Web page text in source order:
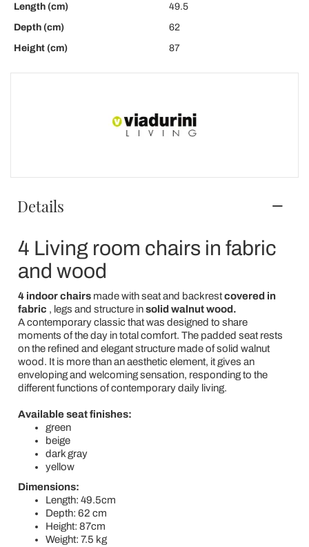
Length (cm)
49.5
Depth (cm)
62
Height (cm)
87
Details
4 Living room chairs in fabric
and wood
4 indoor chairsmade with seat and backrestcovered in
fabric , legs and structure insolid walnut wood.
A contemporary classic that was designed to share
moments of the day in total comfort. The padded seat rests
on the refined and elegant structure made of solid walnut
wood. It is more than an aesthetic element, it gives an
enveloping and welcoming sensation, responding to the
different functions of contemporary daily living.
Available seat finishes:
green
beige
dark gray
yellow
Dimensions:
Length: 49.5cm
Depth: 62 cm
Height: 87cm
Weight: 7.5 kg